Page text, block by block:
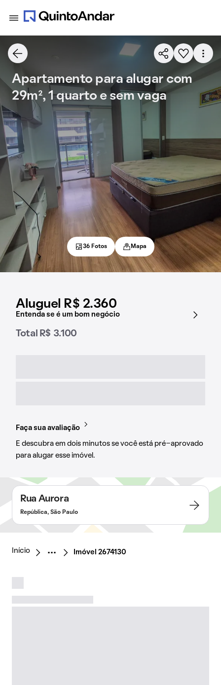
Aluguel R$ 2.360
Entenda se é um bom negócio
Total R$ 3.100
Faça sua avaliação
E descubra em dois minutos se você está pré-aprovado
para alugar esse imóvel.
Apartamento para alugar com
29m², 1 quarto e sem vaga
36 Fotos Mapa
Rua Aurora
República, São Paulo
Início Imóvel 2674130